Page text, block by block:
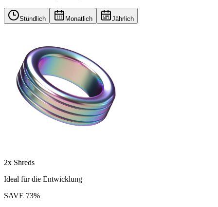
Stündlich Monatlich Jährlich
2x Shreds
Ideal für die Entwicklung
SAVE 73%